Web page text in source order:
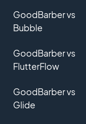
GoodBarber vs
Bubble
GoodBarber vs
FlutterFlow
GoodBarber vs
Glide